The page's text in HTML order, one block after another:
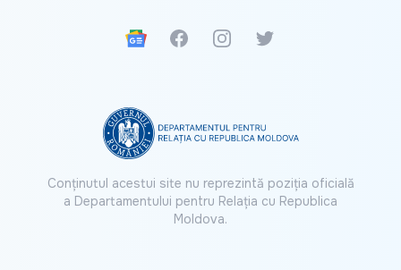
Google News
FacebookInstagramTwitter
Conținutul acestui site nu reprezintă poziția oficială
a Departamentului pentru Relația cu Republica
Moldova.